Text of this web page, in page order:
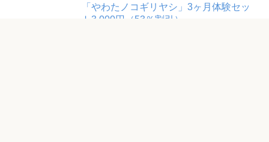
「やわたノコギリヤシ」3ヶ月体験セッ
ト3,000円（53％割引）